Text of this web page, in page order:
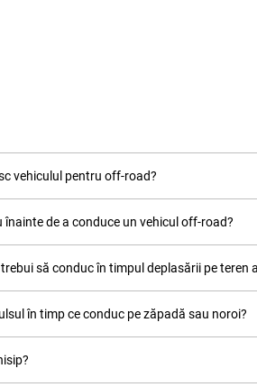
vehiculul pentru off-road?
înainte de a conduce un vehicul off-road?
să conduc în timpul deplasării pe teren
în timp ce conduc pe zăpadă sau noroi?